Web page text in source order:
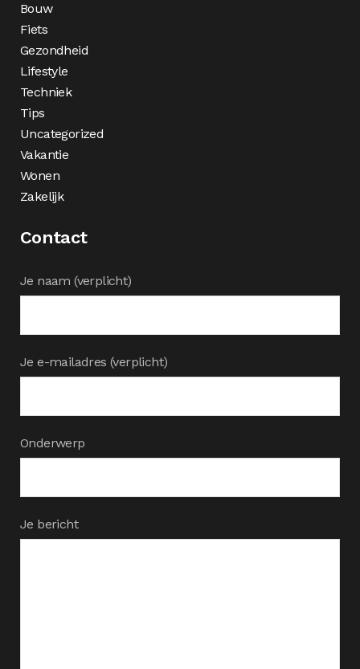
Bouw
Fiets
Gezondheid
Lifestyle
Techniek
Tips
Uncategorized
Vakantie
Wonen
Zakelijk
Contact
Je naam (verplicht)
Je e-mailadres (verplicht)
Onderwerp
Je bericht